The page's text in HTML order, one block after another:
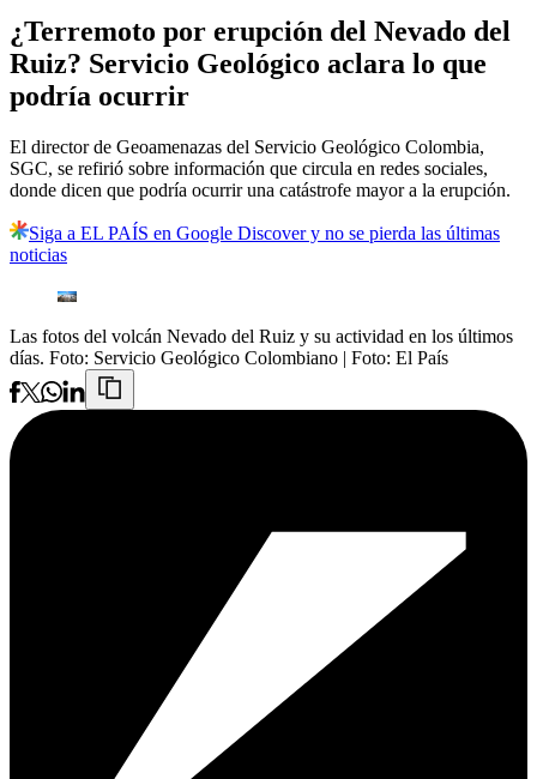
¿Terremoto por erupción del Nevado del
Ruiz? Servicio Geológico aclara lo que
podría ocurrir
El director de Geoamenazas del Servicio Geológico Colombia,
SGC, se refirió sobre información que circula en redes sociales,
donde dicen que podría ocurrir una catástrofe mayor a la erupción.
Siga a EL PAÍS en Google Discover y no se pierda las últimas
noticias
Las fotos del volcán Nevado del Ruiz y su actividad en los últimos
días. Foto: Servicio Geológico Colombiano | Foto: El País